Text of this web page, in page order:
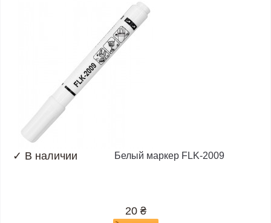
✓ В наличии Белый маркер FLK-2009
20 ₴